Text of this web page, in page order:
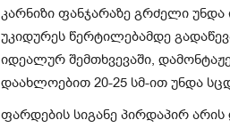
კარნიზი ფანჯარაზე გრძელი უნდა
უკიდურეს წერტილებამდე
იდეალურ შემთხვევაში,
დაახლოებით 20-25 სმ-ით უნდა
ფარდების სიგანე პირდაპირ